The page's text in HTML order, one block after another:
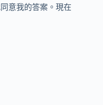
意我的答案。現在